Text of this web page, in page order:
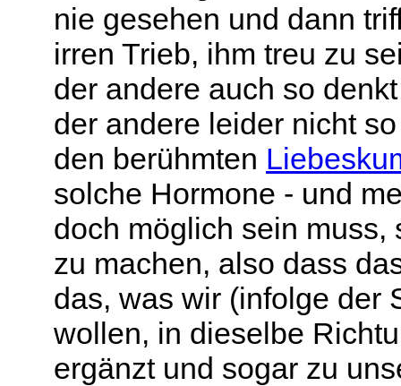
nie gesehen und dann
irren Trieb, ihm treu zu
der andere auch so
der andere leider nicht
den berühmten
solche Hormone - und
doch möglich sein
zu machen, also dass
das, was wir (infolge der
wollen, in dieselbe
ergänzt und sogar zu